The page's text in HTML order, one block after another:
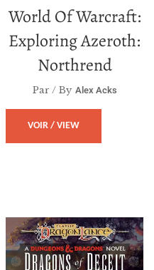
World Of Warcraft:
Exploring Azeroth:
Northrend
Par / By Alex Acks
VOIR / VIEW